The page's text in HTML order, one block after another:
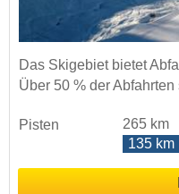
Das Skigebiet bietet
Über 50 % der
Pisten
265 km
135 km